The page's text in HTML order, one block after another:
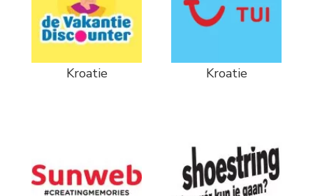
Kroatie Kroatie